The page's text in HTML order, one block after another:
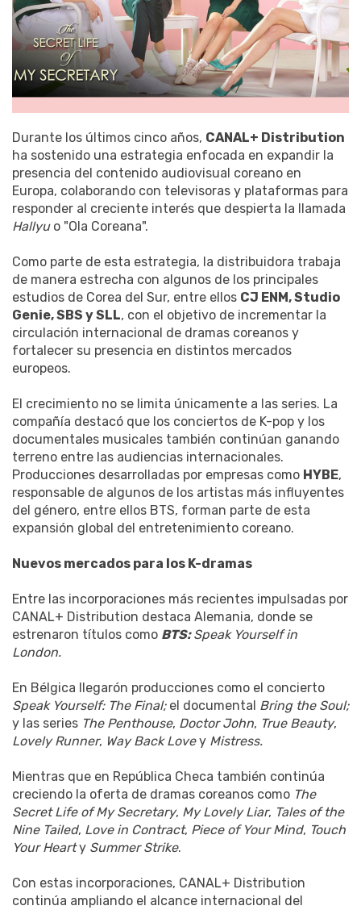
Durante los últimos cinco años, CANAL+ Distribution
ha sostenido una estrategia enfocada en expandir la
presencia del contenido audiovisual coreano en
Europa, colaborando con televisoras y plataformas para
responder al creciente interés que despierta la llamada
Hallyuo "Ola Coreana".
Como parte de esta estrategia, la distribuidora trabaja
de manera estrecha con algunos de los principales
estudios de Corea del Sur, entre ellos CJ ENM, Studio
Genie, SBS y SLL, con el objetivo de incrementar la
circulación internacional de dramas coreanos y
fortalecer su presencia en distintos mercados
europeos.
El crecimiento no se limita únicamente a las series. La
compañía destacó que los conciertos de K-pop y los
documentales musicales también continúan ganando
terreno entre las audiencias internacionales.
Producciones desarrolladas por empresas como HYBE,
responsable de algunos de los artistas más influyentes
del género, entre ellos BTS, forman parte de esta
expansión global del entretenimiento coreano.
Nuevos mercados para los K-dramas
Entre las incorporaciones más recientes impulsadas por
CANAL+ Distribution destaca Alemania, donde se
estrenaron títulos como BTS:Speak Yourself in
London.
En Bélgica llegarón producciones como el concierto
Speak Yourself: The Final; el documental Bring the Soul;
y las series The Penthouse, Doctor John, True Beauty,
Lovely Runner, Way Back Lovey Mistress.
Mientras que en República Checa también continúa
creciendo la oferta de dramas coreanos como The
Secret Life of My Secretary, My Lovely Liar, Tales of the
Nine Tailed, Love in Contract, Piece of Your Mind, Touch
Your Hearty Summer Strike.
Con estas incorporaciones, CANAL+ Distribution
continúa ampliando el alcance internacional del